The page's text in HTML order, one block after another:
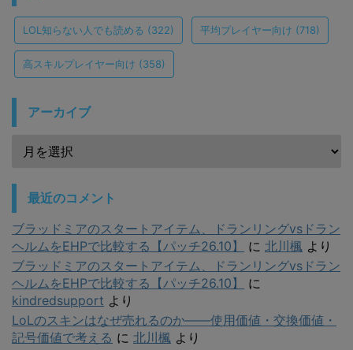
LOL知らない人でも読める (322) 平均プレイヤー向け (718)
高スキルプレイヤー向け (358)
アーカイブ
最近のコメント
ブラッドミアのスタートアイテム、ドランリングvsドラン
ヘルムをEHPで比較する【パッチ26.10】
に 北川楓 より
ブラッドミアのスタートアイテム、ドランリングvsドラン
ヘルムをEHPで比較する【パッチ26.10】
に
kindredsupport より
LoLのスキンはなぜ売れるのか——使用価値・交換価値・
記号価値で考える に 北川楓 より